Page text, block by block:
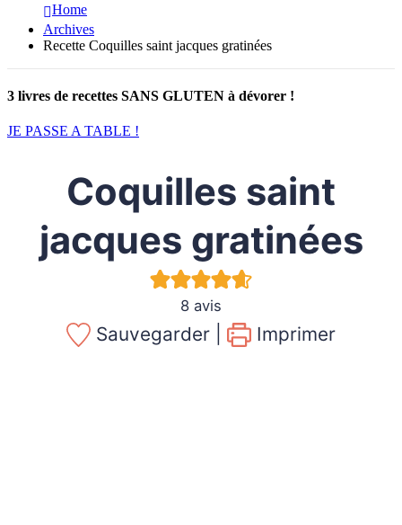
Home
Archives
Recette Coquilles saint jacques gratinées
3 livres de recettes SANS GLUTEN à dévorer !
JE PASSE A TABLE !
Coquilles saint
jacques gratinées
8 avis
Sauvegarder | Imprimer